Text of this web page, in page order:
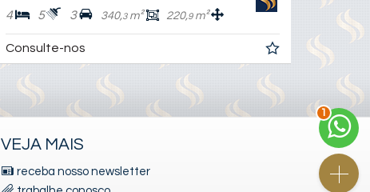
4 5 3 340,3m² 220,9m²
Consulte-nos
6
R$
VEJA MAIS
receba nosso newsletter